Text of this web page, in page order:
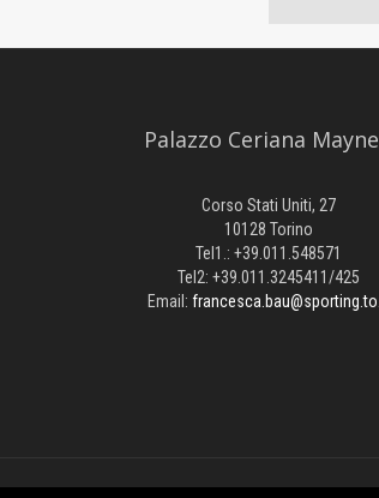
Palazzo Ceriana
Corso Stati Uniti, 27
10128 Torino
Tel1.: +39.011.548571
Tel2: +39.011.3245411/425
Email: